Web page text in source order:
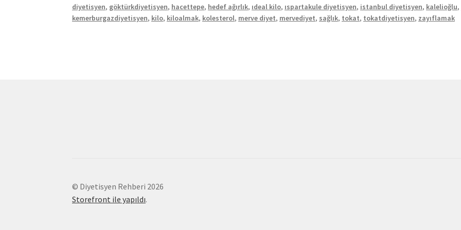
diyetisyen, göktürkdiyetisyen, hacettepe, hedef ağırlık, ıdeal kilo, ıspartakule diyetisyen, istanbul diyetisyen, kalelioğlu,
kemerburgazdiyetisyen, kilo, kiloalmak, kolesterol, merve diyet, mervediyet, sağlık, tokat, tokatdiyetisyen, zayıflamak
© Diyetisyen Rehberi 2026
Storefront ile yapıldı.